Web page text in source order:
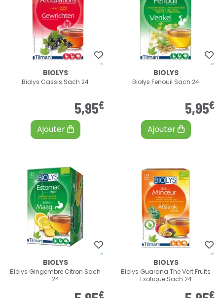
BIOLYS
Biolys Cassis Sach 24
5,95€
Ajouter
BIOLYS
Biolys Fenouil Sach 24
5,95€
Ajouter
BIOLYS
Biolys Gingembre Citron Sach
24
€
BIOLYS
Biolys Guarana The Vert Fruits
Exotique Sach 24
€